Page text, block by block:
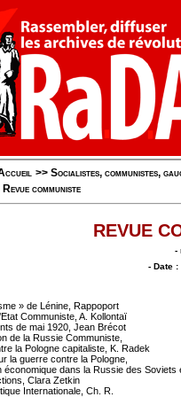
>> Socialistes, communistes,
Revue communiste
REVUE
-
- Date :
» de Lénine, Rappoport
Communiste, A. Kollontaï
de mai 1920, Jean Brécot
de la Russie Communiste,
la Pologne capitaliste, K. Radek
la guerre contre la Pologne,
économique dans la Russie des
Clara Zetkin
Internationale, Ch. R.